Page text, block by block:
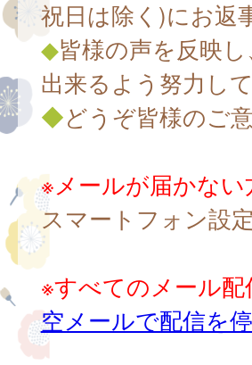
祝日は除く)にお返
◆皆様の声を反映
出来るよう努力し
◆どうぞ皆様のご
※メールが届かない
スマートフォン設
※すべてのメール
空メールで配信を